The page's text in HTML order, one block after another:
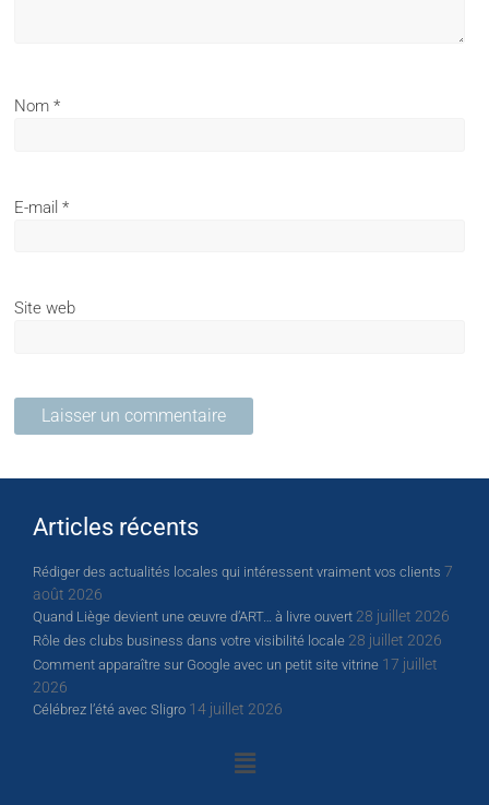
Nom*
E-mail*
Site web
Articles récents
Rédiger des actualités locales qui intéressent vraiment vos clients 7
août 2026
Quand Liège devient une œuvre d’ART… à livre ouvert 28 juillet 2026
Rôle des clubs business dans votre visibilité locale 28 juillet 2026
Comment apparaître sur Google avec un petit site vitrine 17 juillet
2026
Célébrez l’été avec Sligro 14 juillet 2026